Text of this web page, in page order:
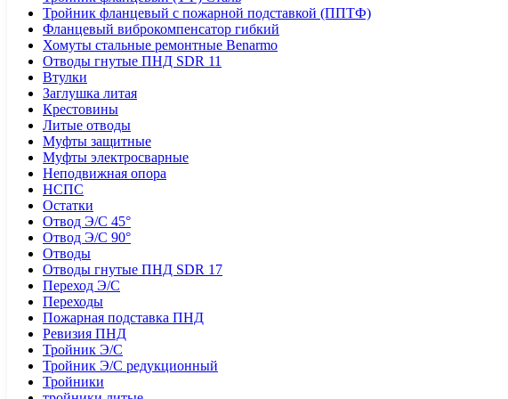
Тройник фланцевый с пожарной подставкой (ППТФ)
Фланцевый виброкомпенсатор гибкий
Хомуты стальные ремонтные Benarmo
Отводы гнутые ПНД SDR 11
Втулки
Заглушка литая
Крестовины
Литые отводы
Муфты защитные
Муфты электросварные
Неподвижная опора
НСПС
Остатки
Отвод Э/С 45°
Отвод Э/С 90°
Отводы
Отводы гнутые ПНД SDR 17
Переход Э/С
Переходы
Пожарная подставка ПНД
Ревизия ПНД
Тройник Э/С
Тройник Э/С редукционный
Тройники